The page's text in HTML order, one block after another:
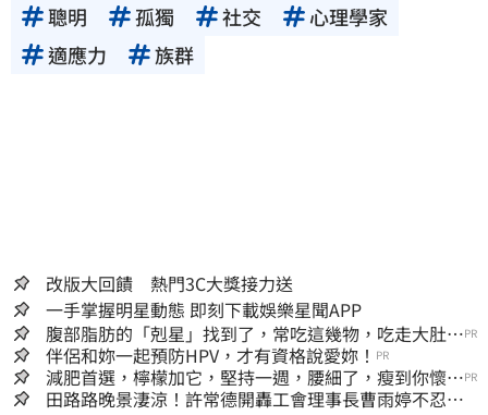
聰明 孤獨 社交
心理學家
適應力
族群
改版大回饋 熱門3C大獎接力送
一手掌握明星動態 即刻下載娛樂星聞APP
腹部脂肪的「剋星」找到了，常吃這幾物，吃走大肚
囊，瘦出小蠻腰
PR
伴侶和妳一起預防HPV，才有資格說愛妳！ PR
減肥首選，檸檬加它，堅持一週，腰細了，瘦到你懷疑
人生
PR
田路路晚景淒涼！許常德開轟工會理事長曹雨婷不忍